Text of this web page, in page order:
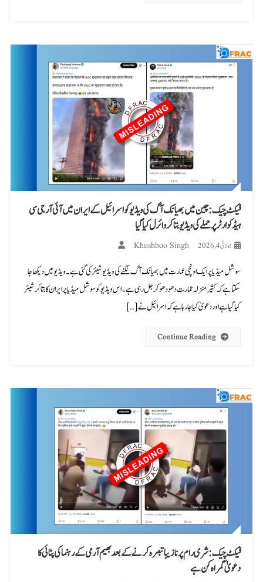
فیکٹ چیک: چین میں بھیانک آگ کی ویڈیو کو اسرائیل کے ایران میں آئی آر جی سی
ہیڈکوارٹر پر حملے کی ویڈیو بتا کر وائرل کیا گیا
جولائی 4, 2026 Khushboo Singh
سوشل میڈیا پر ایک اونچی عمارت میں بھیانک آگ لگنے کی ویڈیو شیئر کی گئی ہے۔ ویڈیو میں دیکھا جا
سکتا ہے کہ کثیر منزلہ عمارت دھو دھو کر جل رہی ہے۔ اس ویڈیو کو سوشل میڈیا پر ایران کا بتا کر شیئر
کیا گیا ہے اور دعویٰ کیا جا رہا ہے کہ اسرائیل نے […]
Continue Reading
فیکٹ چیک: شری رام پر نازیبا تبصرہ کرنے کے بعد بھیم آرمی کے رہنما کی پٹائی کا
دعویٰ گمراہ کن ہے